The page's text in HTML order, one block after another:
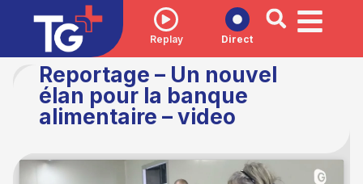
Replay Direct
Reportage – Un nouvel
élan pour la banque
alimentaire – video